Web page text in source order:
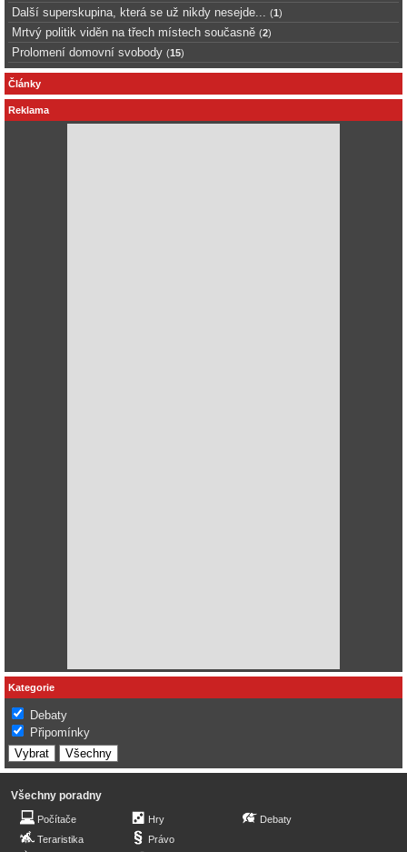
Další superskupina, která se už nikdy nesejde... (1)
Mrtvý politik viděn na třech místech současně (2)
Prolomení domovní svobody (15)
Články
Reklama
Kategorie
Debaty
Připomínky
Všechny poradny
Počítače
Teraristika
Hry
Právo
Debaty